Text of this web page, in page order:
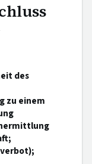
des
zu einem